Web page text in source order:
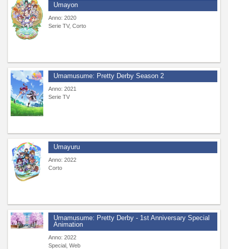
Umayon
Anno: 2020
Serie TV, Corto
Umamusume: Pretty Derby Season 2
Anno: 2021
Serie TV
Umayuru
Anno: 2022
Corto
Umamusume: Pretty Derby - 1st Anniversary Special
Animation
Anno: 2022
Special, Web